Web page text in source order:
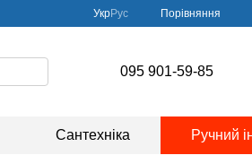
УкрРус Порівняння
095 901-59-85
Сантехніка Ручний